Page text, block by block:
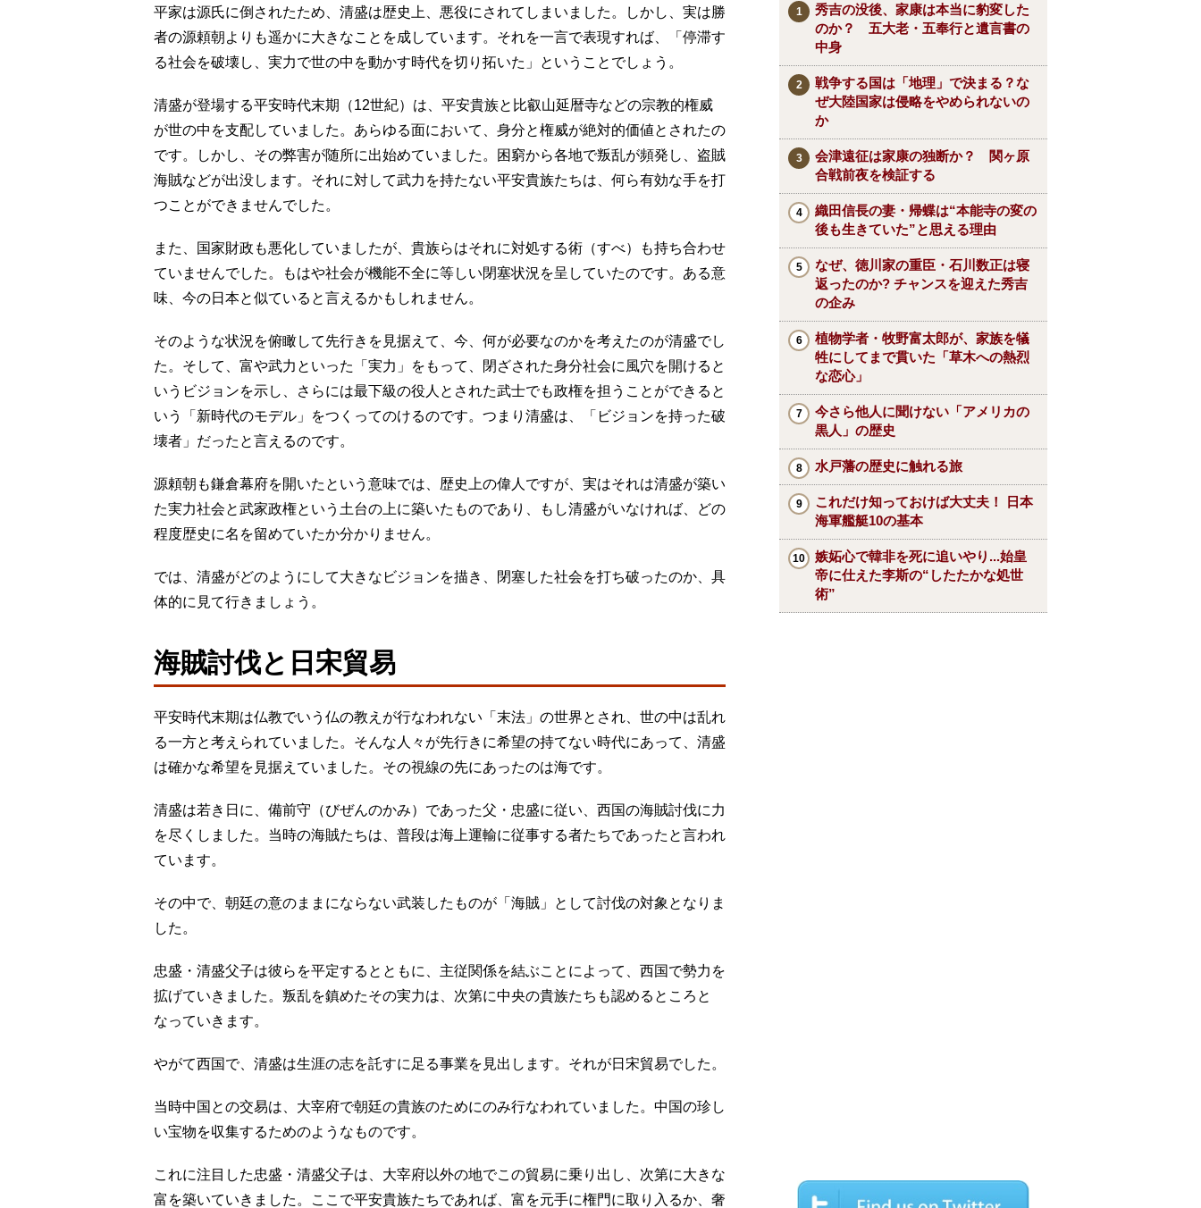
平家は源氏に倒されたため、清盛は歴史上、悪役にされてしまいました。しかし、実は勝
者の源頼朝よりも遥かに大きなことを成しています。それを一言で表現すれば、「停滞す
る社会を破壊し、実力で世の中を動かす時代を切り拓いた」ということでしょう。
清盛が登場する平安時代末期（12世紀）は、平安貴族と比叡山延暦寺などの宗教的権威
が世の中を支配していました。あらゆる面において、身分と権威が絶対的価値とされたの
です。しかし、その弊害が随所に出始めていました。困窮から各地で叛乱が頻発し、盗賊
海賊などが出没します。それに対して武力を持たない平安貴族たちは、何ら有効な手を打
つことができませんでした。
また、国家財政も悪化していましたが、貴族らはそれに対処する術（すべ）も持ち合わせ
ていませんでした。もはや社会が機能不全に等しい閉塞状況を呈していたのです。ある意
味、今の日本と似ていると言えるかもしれません。
そのような状況を俯瞰して先行きを見据えて、今、何が必要なのかを考えたのが清盛でし
た。そして、富や武力といった「実力」をもって、閉ざされた身分社会に風穴を開けると
いうビジョンを示し、さらには最下級の役人とされた武士でも政権を担うことができると
いう「新時代のモデル」をつくってのけるのです。つまり清盛は、「ビジョンを持った破
壊者」だったと言えるのです。
源頼朝も鎌倉幕府を開いたという意味では、歴史上の偉人ですが、実はそれは清盛が築い
た実力社会と武家政権という土台の上に築いたものであり、もし清盛がいなければ、どの
程度歴史に名を留めていたか分かりません。
では、清盛がどのようにして大きなビジョンを描き、閉塞した社会を打ち破ったのか、具
体的に見て行きましょう。
海賊討伐と日宋貿易
平安時代末期は仏教でいう仏の教えが行なわれない「末法」の世界とされ、世の中は乱れ
る一方と考えられていました。そんな人々が先行きに希望の持てない時代にあって、清盛
は確かな希望を見据えていました。その視線の先にあったのは海です。
清盛は若き日に、備前守（びぜんのかみ）であった父・忠盛に従い、西国の海賊討伐に力
を尽くしました。当時の海賊たちは、普段は海上運輸に従事する者たちであったと言われ
ています。
その中で、朝廷の意のままにならない武装したものが「海賊」として討伐の対象となりま
した。
忠盛・清盛父子は彼らを平定するとともに、主従関係を結ぶことによって、西国で勢力を
拡げていきました。叛乱を鎮めたその実力は、次第に中央の貴族たちも認めるところと
なっていきます。
やがて西国で、清盛は生涯の志を託すに足る事業を見出します。それが日宋貿易でした。
当時中国との交易は、大宰府で朝廷の貴族のためにのみ行なわれていました。中国の珍し
い宝物を収集するためのようなものです。
これに注目した忠盛・清盛父子は、大宰府以外の地でこの貿易に乗り出し、次第に大きな
富を築いていきました。ここで平安貴族たちであれば、富を元手に権門に取り入るか、奢
秀吉の没後、家康は本当に豹変した
のか？ 五大老・五奉行と遺言書の
中身
戦争する国は「地理」で決まる？な
ぜ大陸国家は侵略をやめられないの
か
会津遠征は家康の独断か？ 関ヶ原
合戦前夜を検証する
織田信長の妻・帰蝶は“本能寺の変の
後も生きていた”と思える理由
なぜ、徳川家の重臣・石川数正は寝
返ったのか? チャンスを迎えた秀吉
の企み
植物学者・牧野富太郎が、家族を犠
牲にしてまで貫いた「草木への熱烈
な恋心」
今さら他人に聞けない「アメリカの
黒人」の歴史
水戸藩の歴史に触れる旅
これだけ知っておけば大丈夫！ 日本
海軍艦艇10の基本
嫉妬心で韓非を死に追いやり...始皇
帝に仕えた李斯の“したたかな処世
術”